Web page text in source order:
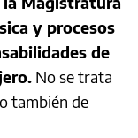
y procesos
de
No se trata
también de